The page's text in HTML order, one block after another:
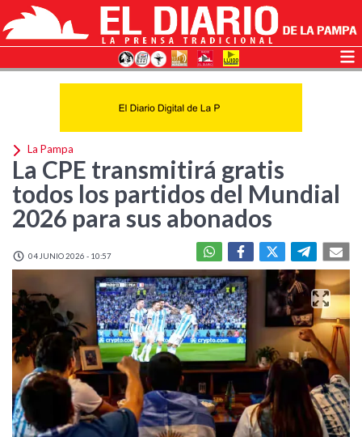
La Pampa
La CPE transmitirá gratis
todos los partidos del Mundial
2026 para sus abonados
04 JUNIO 2026 - 10:57